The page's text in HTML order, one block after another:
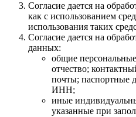
Согласие дается на
как с использованием
использования таких
Согласие дается на
данных:
общие
отчество;
почты; паспортные
ИНН;
иные
указанные при